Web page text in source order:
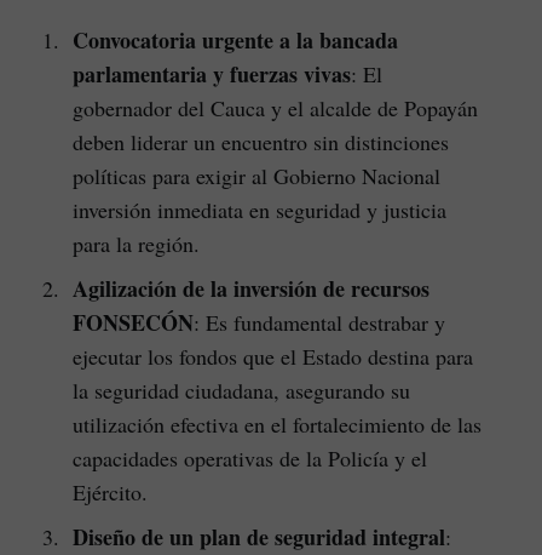
Convocatoria urgente a la bancada
parlamentaria y fuerzas vivas: El
gobernador del Cauca y el alcalde de Popayán
deben liderar un encuentro sin distinciones
políticas para exigir al Gobierno Nacional
inversión inmediata en seguridad y justicia
para la región.
Agilización de la inversión de recursos
FONSECÓN: Es fundamental destrabar y
ejecutar los fondos que el Estado destina para
la seguridad ciudadana, asegurando su
utilización efectiva en el fortalecimiento de las
capacidades operativas de la Policía y el
Ejército.
Diseño de un plan de seguridad integral: